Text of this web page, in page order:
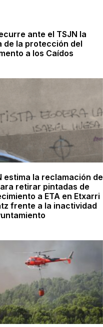
ante el TSJN la
de la protección del
a los Caídos
estima la reclamación de
retirar pintadas de
a ETA en Etxarri
frente a la inactividad